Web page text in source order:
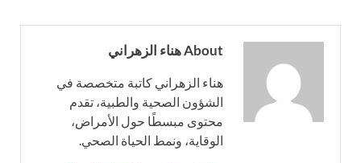
About هناء الزهراني
هناء الزهراني كاتبة متخصصة في
الشؤون الصحية والطبية، تقدم
محتوى مبسطًا حول الأمراض،
الوقاية، ونمط الحياة الصحي.